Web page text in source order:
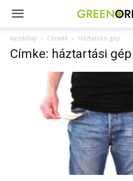
Green
Origo
Kezdőlap Címkék Háztartási gép
Címke: háztartási gép